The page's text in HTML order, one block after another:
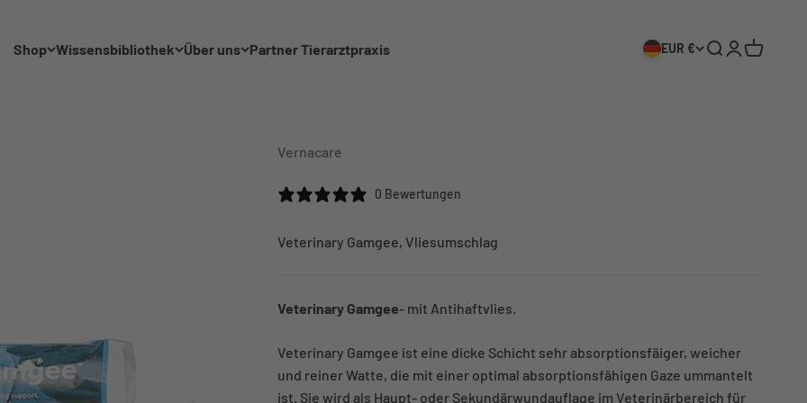
Shop Wissensbibliothek Über uns Partner Tierarztpraxis EUR € Suche öffnen
Vernacare
0 Bewertungen
Veterinary Gamgee, Vliesumschlag
Veterinary Gamgee- mit Antihaftvlies.
Veterinary Gamgee ist eine dicke Schicht sehr absorptionsfäiger, weicher
und reiner Watte, die mit einer optimal absorptionsfähigen Gaze ummantelt
ist. Sie wird als Haupt- oder Sekundärwundauflage im Veterinärbereich für